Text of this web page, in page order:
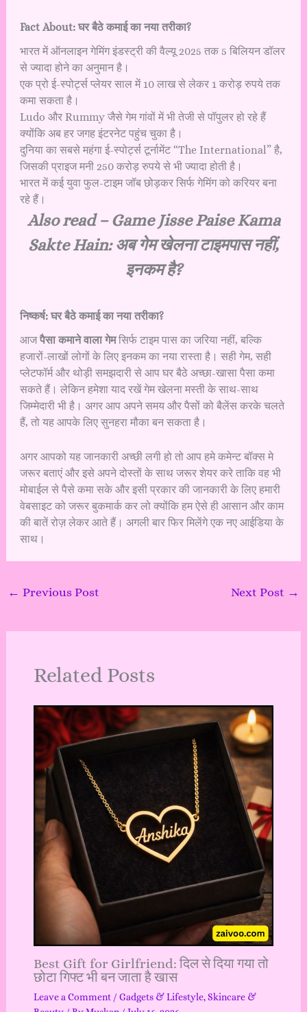
Fact About: घर बैठे कमाई का नया तरीका?
भारत में ऑनलाइन गेमिंग इंडस्ट्री की वैल्यू 2025 तक 5 बिलियन डॉलर
से ज्यादा होने का अनुमान है।
एक प्रो ई-स्पोर्ट्स प्लेयर साल में 10 लाख से लेकर 1 करोड़ रुपये तक
कमा सकता है।
Ludo और Rummy जैसे गेम गांवों में भी तेजी से पॉपुलर हो रहे हैं
क्योंकि अब हर जगह इंटरनेट पहुंच चुका है।
दुनिया का सबसे महंगा ई-स्पोर्ट्स टूर्नामेंट “The International” है,
जिसकी प्राइज मनी 250 करोड़ रुपये से भी ज्यादा होती है।
भारत में कई युवा फुल-टाइम जॉब छोड़कर सिर्फ गेमिंग को करियर बना
रहे हैं।
Also read –Game Jisse Paise Kama
Sakte Hain: अब गेम खेलना टाइमपास नहीं,
इनकम है?
निष्कर्ष: घर बैठे कमाई का नया तरीका?
आजपैसा कमाने वाला गेमसिर्फ टाइम पास का जरिया नहीं, बल्कि
हजारों-लाखों लोगों के लिए इनकम का नया रास्ता है। सही गेम, सही
प्लेटफॉर्म और थोड़ी समझदारी से आप घर बैठे अच्छा-खासा पैसा कमा
सकते हैं। लेकिन हमेशा याद रखें गेम खेलना मस्ती के साथ-साथ
जिम्मेदारी भी है। अगर आप अपने समय और पैसों को बैलेंस करके चलते
हैं, तो यह आपके लिए सुनहरा मौका बन सकता है।
अगर आपको यह जानकारी अच्छी लगी हो तो आप हमे कमेन्ट बॉक्स मे
जरूर बताएं और इसे अपने दोस्तों के साथ जरूर शेयर करे ताकि वह भी
मोबाईल से पैसे कमा सके और इसी प्रकार की जानकारी के लिए हमारी
वेबसाइट को जरूर बुकमार्क कर लो क्योंकि हम ऐसे ही आसान और काम
की बातें रोज़ लेकर आते हैं। अगली बार फिर मिलेंगे एक नए आईडिया के
साथ।
← Previous Post Next Post →
Related Posts
Best Gift for Girlfriend: दिल से दिया गया तो
छोटा गिफ्ट भी बन जाता है खास
Leave a Comment / Gadgets & Lifestyle,Skincare &